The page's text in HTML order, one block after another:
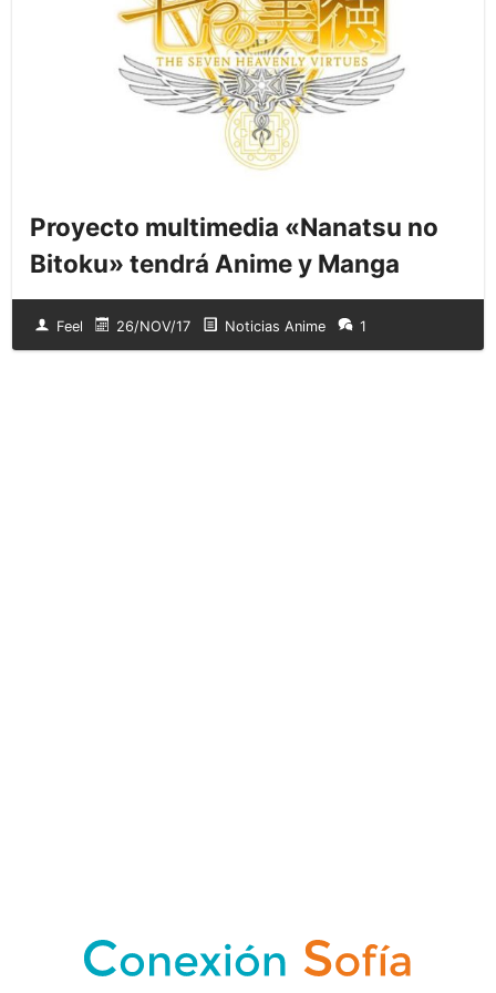
Proyecto multimedia «Nanatsu no
Bitoku» tendrá Anime y Manga
Feel 26/NOV/17 Noticias Anime 1